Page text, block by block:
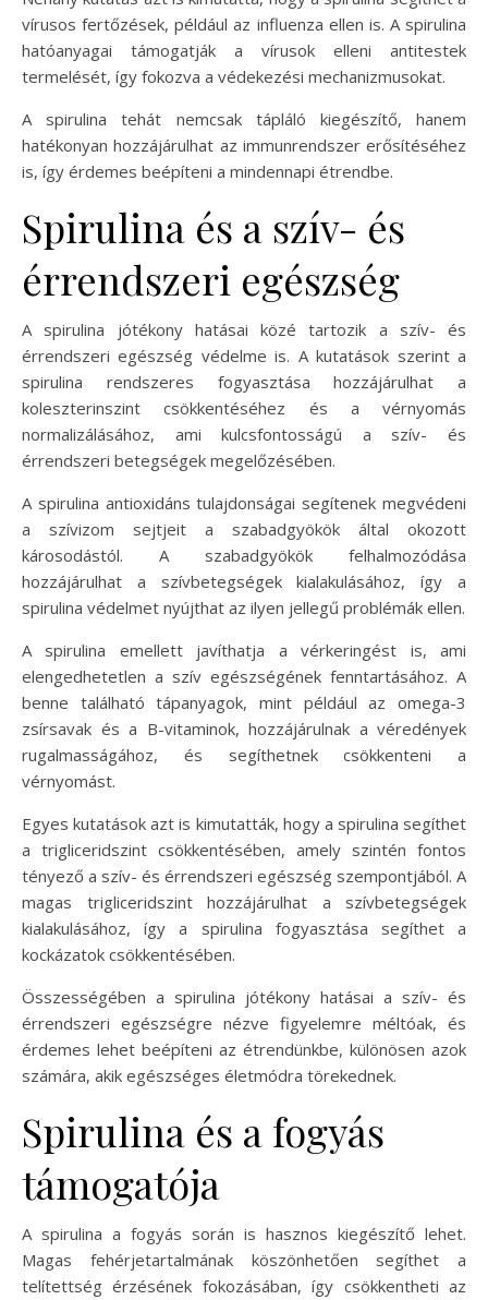
vírusos fertőzések, például az influenza ellen is. A spirulina
hatóanyagai támogatják a vírusok elleni antitestek
termelését, így fokozva a védekezési mechanizmusokat.
A spirulina tehát nemcsak tápláló kiegészítő, hanem
hatékonyan hozzájárulhat az immunrendszer erősítéséhez
is, így érdemes beépíteni a mindennapi étrendbe.
Spirulina és a szív- és
érrendszeri egészség
A spirulina jótékony hatásai közé tartozik a szív- és
érrendszeri egészség védelme is. A kutatások szerint a
spirulina rendszeres fogyasztása hozzájárulhat a
koleszterinszint csökkentéséhez és a vérnyomás
normalizálásához, ami kulcsfontosságú a szív- és
érrendszeri betegségek megelőzésében.
A spirulina antioxidáns tulajdonságai segítenek megvédeni
a szívizom sejtjeit a szabadgyökök által okozott
károsodástól. A szabadgyökök felhalmozódása
hozzájárulhat a szívbetegségek kialakulásához, így a
spirulina védelmet nyújthat az ilyen jellegű problémák ellen.
A spirulina emellett javíthatja a vérkeringést is, ami
elengedhetetlen a szív egészségének fenntartásához. A
benne található tápanyagok, mint például az omega-3
zsírsavak és a B-vitaminok, hozzájárulnak a véredények
rugalmasságához, és segíthetnek csökkenteni a
vérnyomást.
Egyes kutatások azt is kimutatták, hogy a spirulina segíthet
a trigliceridszint csökkentésében, amely szintén fontos
tényező a szív- és érrendszeri egészség szempontjából. A
magas trigliceridszint hozzájárulhat a szívbetegségek
kialakulásához, így a spirulina fogyasztása segíthet a
kockázatok csökkentésében.
Összességében a spirulina jótékony hatásai a szív- és
érrendszeri egészségre nézve figyelemre méltóak, és
érdemes lehet beépíteni az étrendünkbe, különösen azok
számára, akik egészséges életmódra törekednek.
Spirulina és a fogyás
támogatója
A spirulina a fogyás során is hasznos kiegészítő lehet.
Magas fehérjetartalmának köszönhetően segíthet a
telítettség érzésének fokozásában, így csökkentheti az